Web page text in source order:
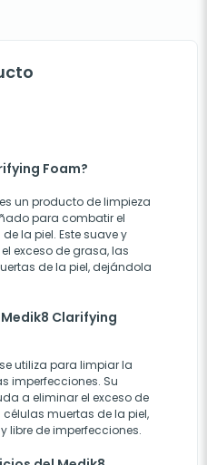
Foam?
un producto de limpieza
para combatir el
la piel. Este suave y
exceso de grasa, las
de la piel, dejándola
Clarifying
utiliza para limpiar la
imperfecciones. Su
a eliminar el exceso de
muertas de la piel,
libre de imperfecciones.